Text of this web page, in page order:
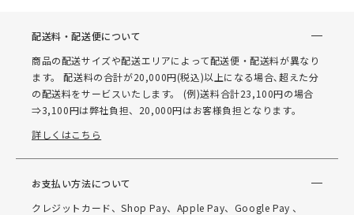
配送料・配送便について
商品の配送サイズや配送エリアによって配送便・配送料が異なり
ます。 配送料の合計が20,000円(税込)以上になる場合､超えた分
の配送料をサービスいたします。 (例)送料合計23,100円の場合
⇒3,100円は弊社負担、20,000円はお客様負担となります。
詳しくはこちら
お支払い方法について
クレジットカード、Shop Pay、Apple Pay、Google Pay 、